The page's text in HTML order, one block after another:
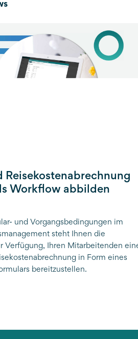
Reisekostenabrechnung
Workflow abbilden
und Vorgangsbedingungen im
steht Ihnen die
Verfügung, Ihren Mitarbeitenden
in Form eines
bereitzustellen.